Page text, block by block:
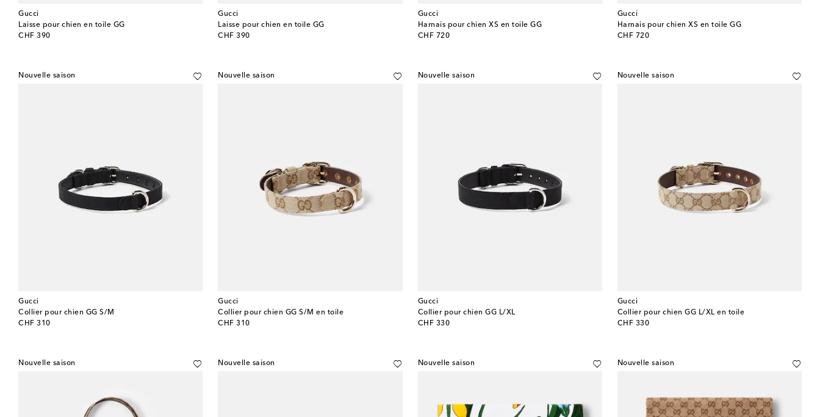
Gucci
Laisse pour chien en toile GG
CHF 390
original price
Gucci
Laisse pour chien en toile GG
CHF 390
original price
Gucci
Harnais pour chien XS en toile GG
CHF 720
original price
Gucci
Harnais pour chien XS en toile GG
CHF 720
original price
Nouvelle saison
Gucci
Collier pour chien GG S/M
CHF 310
original price
Nouvelle saison
Gucci
Collier pour chien GG S/M en toile
CHF 310
original price
Nouvelle saison
Gucci
Collier pour chien GG L/XL
CHF 330
original price
Nouvelle saison
Gucci
Collier pour chien GG L/XL en toile
CHF 330
original price
Nouvelle saison Nouvelle saison Nouvelle saison Nouvelle saison